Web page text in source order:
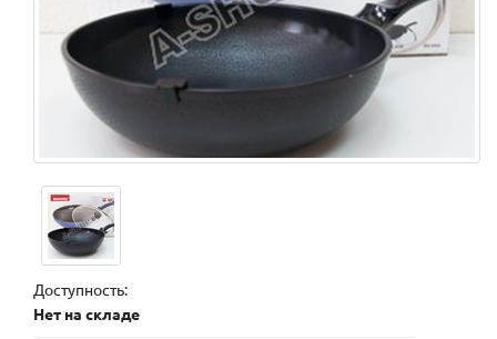
Доступность:
Нет на складе